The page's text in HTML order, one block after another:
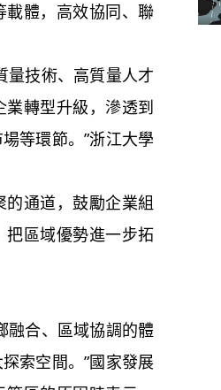
載體，高效協同、聯
量技術、高質量人才
轉型升級，滲透到
等環節。”浙江大學
通道，鼓勵企業組
把區域優勢進一步拓
融合、區域協調的體
索空間。”國家發展